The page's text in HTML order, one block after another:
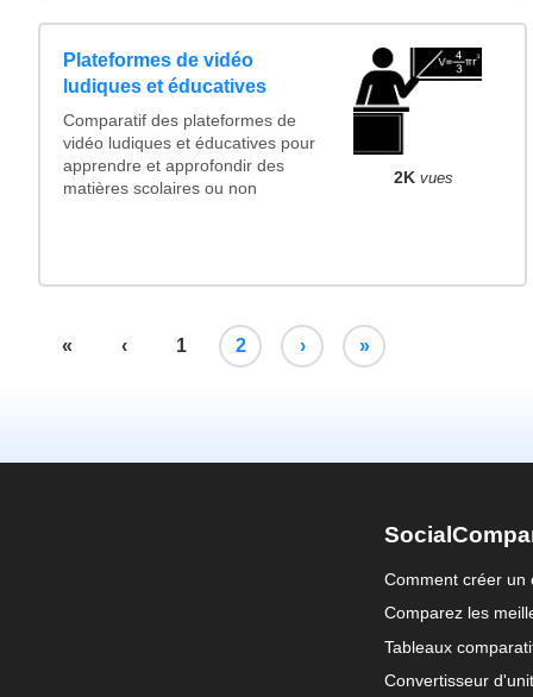
Plateformes de vidéo
ludiques et éducatives
Comparatif des plateformes de
vidéo ludiques et éducatives pour
apprendre et approfondir des
matières scolaires ou non
2K vues
« ‹ 1 2 › »
Comment créer un
Comparez les
Tableaux
Convertisseur